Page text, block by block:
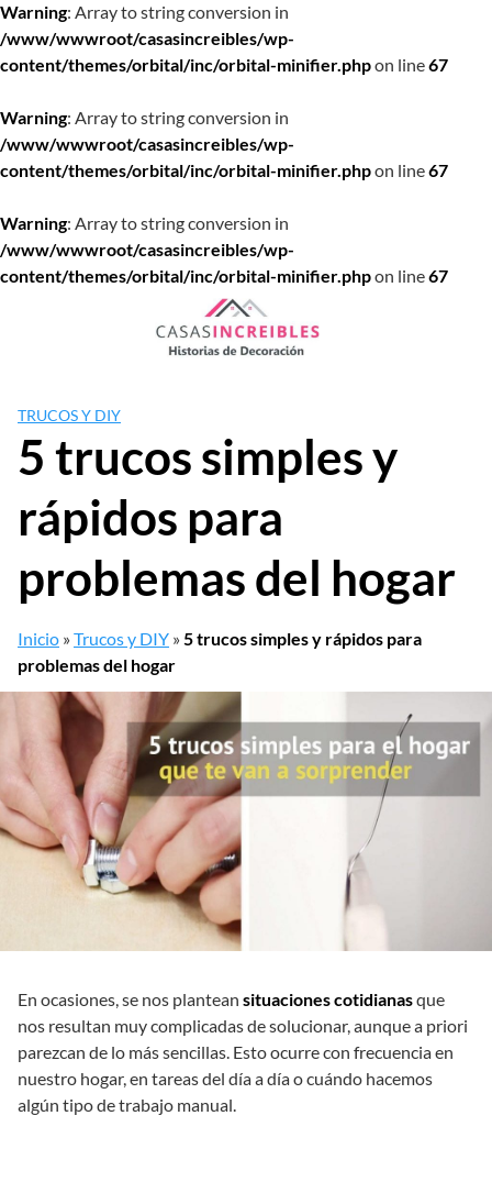
Warning: Array to string conversion in
/www/wwwroot/casasincreibles/wp-
content/themes/orbital/inc/orbital-minifier.phpon line67
Warning: Array to string conversion in
/www/wwwroot/casasincreibles/wp-
content/themes/orbital/inc/orbital-minifier.phpon line67
Warning: Array to string conversion in
/www/wwwroot/casasincreibles/wp-
content/themes/orbital/inc/orbital-minifier.phpon line67
TRUCOS Y DIY
5 trucos simples y
rápidos para
problemas del hogar
Inicio »Trucos y DIY »5 trucos simples y rápidos para
problemas del hogar
En ocasiones, se nos plantean situaciones cotidianasque
nos resultan muy complicadas de solucionar, aunque a priori
parezcan de lo más sencillas. Esto ocurre con frecuencia en
nuestro hogar, en tareas del día a día o cuándo hacemos
algún tipo de trabajo manual.